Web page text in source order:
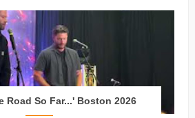
Road So Far...' Boston 2026